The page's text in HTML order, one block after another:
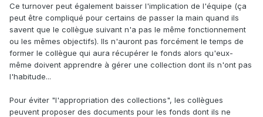
Ce turnover peut également baisser l'implication de l'équipe (ça
peut être compliqué pour certains de passer la main quand ils
savent que le collègue suivant n'a pas le même fonctionnement
ou les mêmes objectifs). Ils n'auront pas forcément le temps de
former le collègue qui aura récupérer le fonds alors qu'eux-
même doivent apprendre à gérer une collection dont ils n'ont pas
l'habitude...
Pour éviter "l'appropriation des collections", les collègues
peuvent proposer des documents pour les fonds dont ils ne